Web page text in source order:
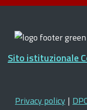
Sito istituzionale
Privacy policy |